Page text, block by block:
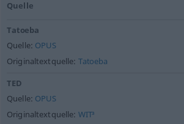
Quelle
Tatoeba
Quelle: OPUS
Originaltextquelle: Tatoeba
TED
Quelle: OPUS
Originaltextquelle: WIT³